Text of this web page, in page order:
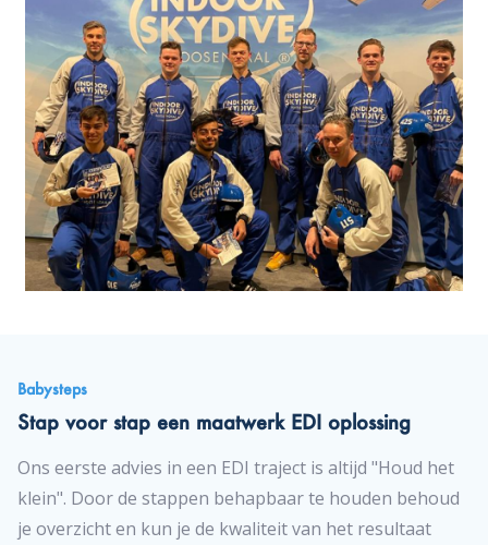
Babysteps
Stap voor stap een maatwerk EDI oplossing
Ons eerste advies in een EDI traject is altijd "Houd het
klein". Door de stappen behapbaar te houden behoud
je overzicht en kun je de kwaliteit van het resultaat